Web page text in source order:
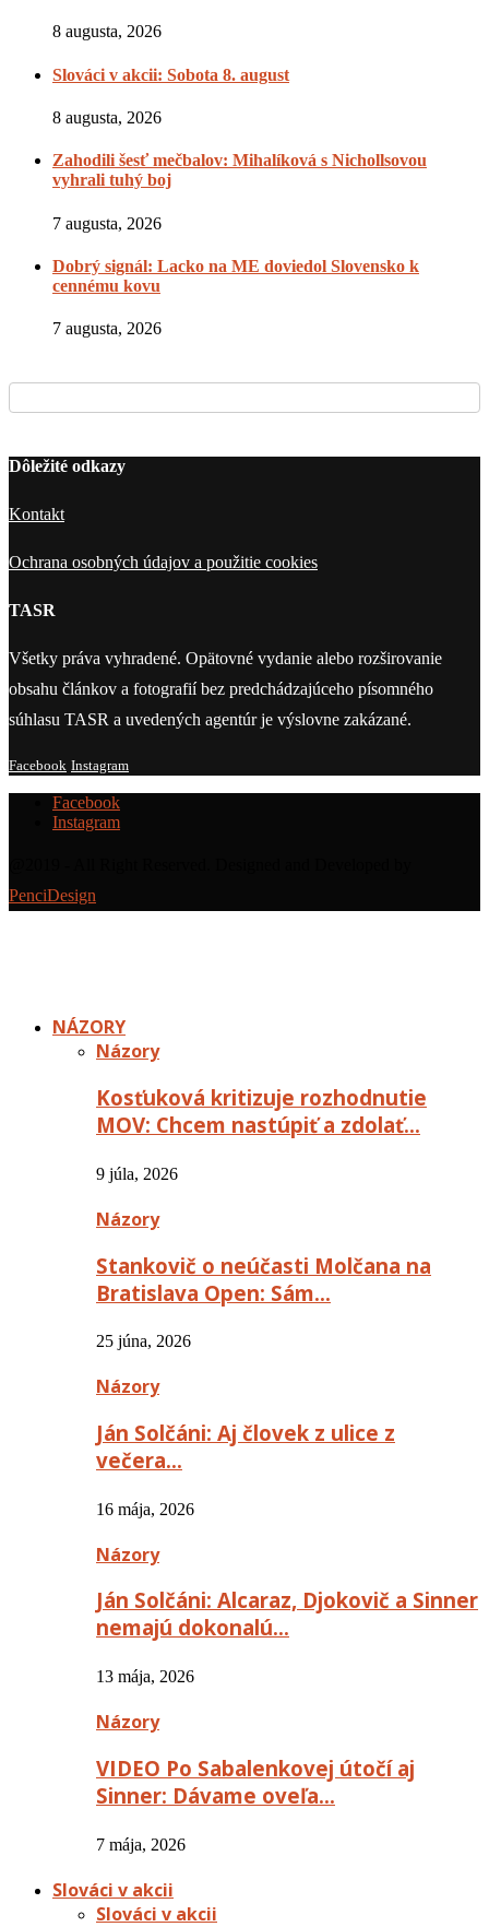
8 augusta, 2026
Slováci v akcii: Sobota 8. august
8 augusta, 2026
Zahodili šesť mečbalov: Mihalíková s Nichollsovou
vyhrali tuhý boj
7 augusta, 2026
Dobrý signál: Lacko na ME doviedol Slovensko k
cennému kovu
7 augusta, 2026
Dôležité odkazy
Kontakt
Ochrana osobných údajov a použitie cookies
TASR
Všetky práva vyhradené. Opätovné vydanie alebo rozširovanie
obsahu článkov a fotografií bez predchádzajúceho písomného
súhlasu TASR a uvedených agentúr je výslovne zakázané.
Facebook Instagram
Facebook
Instagram
PenciDesign
NÁZORY
Názory
Kosťuková kritizuje rozhodnutie
MOV: Chcem nastúpiť a zdolať…
9 júla, 2026
Názory
Stankovič o neúčasti Molčana na
Bratislava Open: Sám…
25 júna, 2026
Názory
Ján Solčáni: Aj človek z ulice z
večera…
16 mája, 2026
Názory
Ján Solčáni: Alcaraz, Djokovič a Sinner
nemajú dokonalú…
13 mája, 2026
Názory
VIDEO Po Sabalenkovej útočí aj
Sinner: Dávame oveľa…
7 mája, 2026
Slováci v akcii
Slováci v akcii